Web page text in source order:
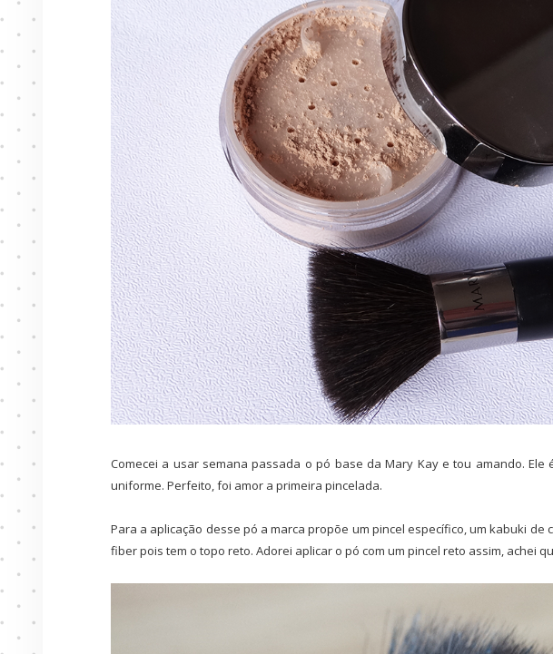
Comecei a usar semana passada o pó base da Mary Kay e tou amando.
uniforme. Perfeito, foi amor a primeira pincelada.
Para a aplicação desse pó a marca propõe um pincel específico, um kabuki
fiber pois tem o topo reto. Adorei aplicar o pó com um pincel reto assim, achei